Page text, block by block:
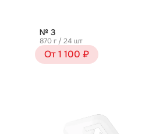
№ 3
870 г / 24 шт
От 1 100 ₽